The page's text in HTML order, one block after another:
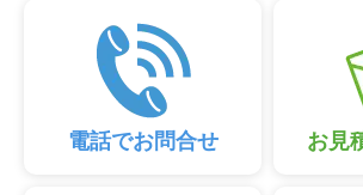
電話でお問合せ お見